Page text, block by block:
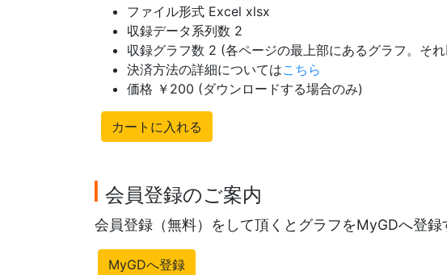
ファイル形式 Excel xlsx
収録データ系列数 2
収録グラフ数 2 (各ページの最上部にあるグラフ。そ
決済方法の詳細についてはこちら
価格 ￥200 (ダウンロードする場合のみ)
カートに入れる
会員登録のご案内
会員登録（無料）をして頂くとグラフをMyGDへ登録
MyGDへ登録